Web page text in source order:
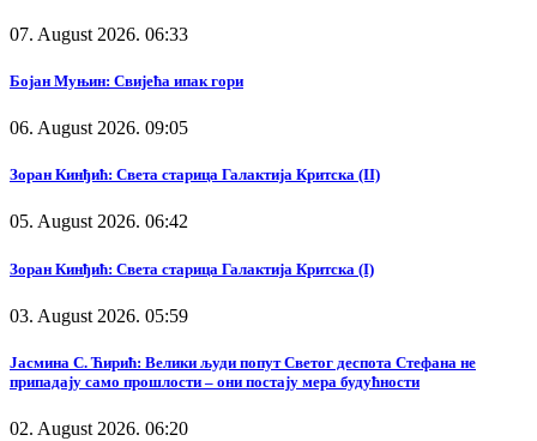
07. August 2026. 06:33
Бојан Муњин: Свијећа ипак гори
06. August 2026. 09:05
Зоран Кинђић: Света старица Галактија Критска (II)
05. August 2026. 06:42
Зоран Кинђић: Света старица Галактија Критска (I)
03. August 2026. 05:59
Јасмина С. Ћирић: Велики људи попут Светог деспота Стефана не
припадају само прошлости – они постају мера будућности
02. August 2026. 06:20